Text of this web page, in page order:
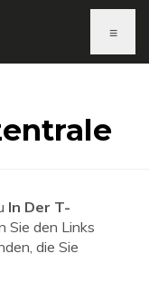
≡
In Der T-
Sie den Links
die Sie